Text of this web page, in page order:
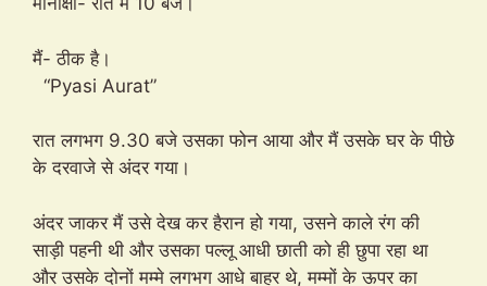
मैं- ठीक है।
“Pyasi Aurat”
रात लगभग 9.30 बजे उसका फोन आया और मैं उसके घर के पीछे
के दरवाजे से अंदर गया।
अंदर जाकर मैं उसे देख कर हैरान हो गया, उसने काले रंग की
साड़ी पहनी थी और उसका पल्लू आधी छाती को ही छुपा रहा था
और उसके दोनों मम्मे लगभग आधे बाहर थे, मम्मों के ऊपर का